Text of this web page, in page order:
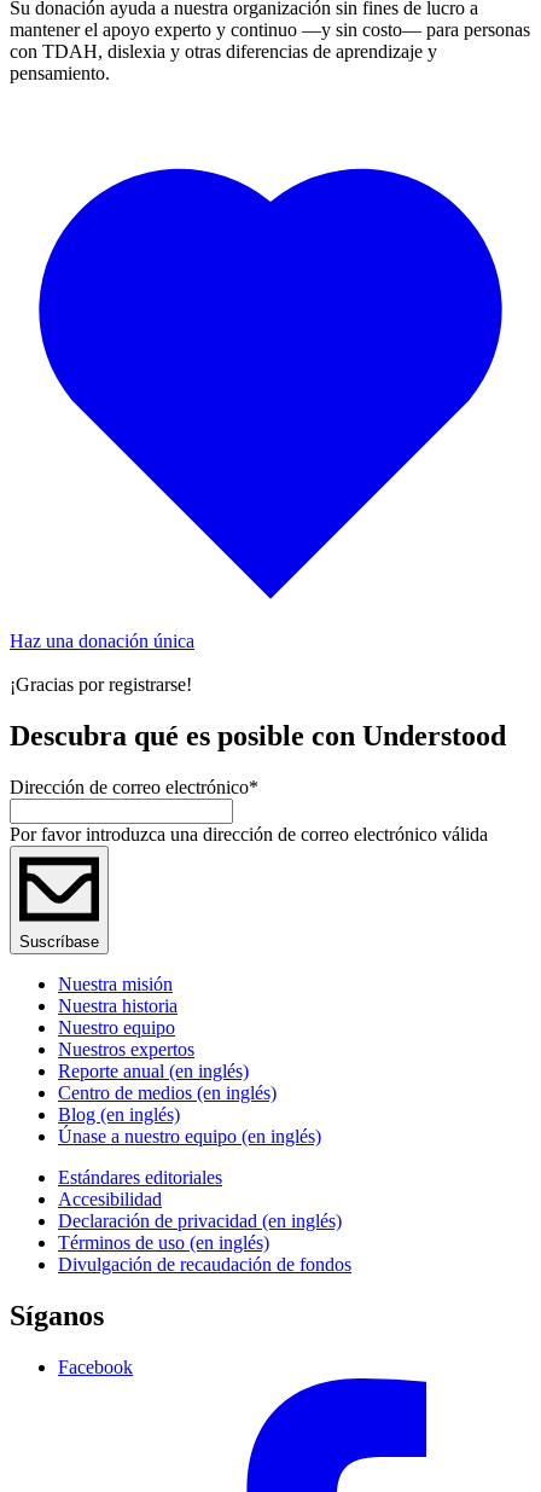
Su donación ayuda a nuestra organización sin fines de lucro a
mantener el apoyo experto y continuo —y sin costo— para personas
con TDAH, dislexia y otras diferencias de aprendizaje y
pensamiento.
Haz una donación única
¡Gracias por registrarse!
Descubra qué es posible con Understood
Dirección de correo electrónico*
Por favor introduzca una dirección de correo electrónico válida
Suscríbase
Nuestra misión
Nuestra historia
Nuestro equipo
Nuestros expertos
Reporte anual (en inglés)
Centro de medios (en inglés)
Blog (en inglés)
Únase a nuestro equipo (en inglés)
Estándares editoriales
Accesibilidad
Declaración de privacidad (en inglés)
Términos de uso (en inglés)
Divulgación de recaudación de fondos
Síganos
Facebook